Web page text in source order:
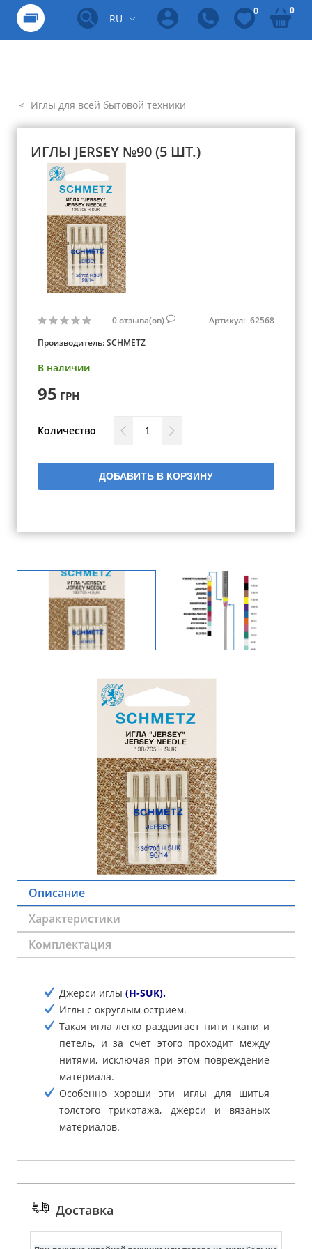
RU
0 0
Иглы для всей бытовой техники
ИГЛЫ JERSEY №90 (5 ШТ.)
0отзыва(ов) Артикул: 62568
Производитель:SCHMETZ
В наличии
95 ГРН
Количество
ДОБАВИТЬ В КОРЗИНУ
Описание
Характеристики
Комплектация
Джерси иглы (H-SUK).
Иглы с округлым острием.
Такая игла легко раздвигает нити ткани и
петель, и за счет этого проходит между
нитями, исключая при этом повреждение
материала.
Особенно хороши эти иглы для шитья
толстого трикотажа, джерси и вязаных
материалов.
Доставка